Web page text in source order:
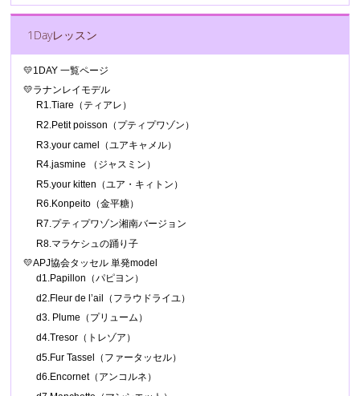
1Dayレッスン
💛1DAY 一覧ページ
💛ラナンレイモデル
R1.Tiare（ティアレ）
R2.Petit poisson（プティプワゾン）
R3.your camel（ユアキャメル）
R4.jasmine （ジャスミン）
R5.your kitten（ユア・キィトン）
R6.Konpeito（金平糖）
R7.プティプワゾン湘南バージョン
R8.マラケシュの踊り子
💛APJ協会タッセル 単発model
d1.Papillon（パピヨン）
d2.Fleur de l’ail（フラウドライユ）
d3. Plume（プリューム）
d4.Tresor（トレゾア）
d5.Fur Tassel（ファータッセル）
d6.Encornet（アンコルネ）